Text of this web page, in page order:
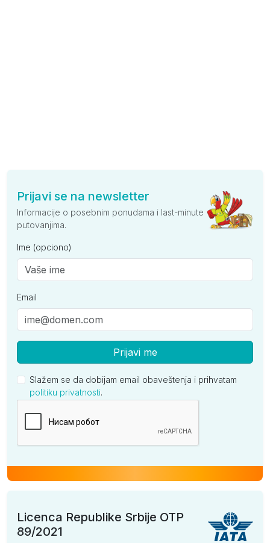
Prijavi se na newsletter
Informacije o posebnim ponudama i last-minute
putovanjima.
Ime (opciono)
Email
Prijavi me
Slažem se da dobijam email obaveštenja i prihvatam
politiku privatnosti.
Licenca Republike Srbije OTP
89/2021